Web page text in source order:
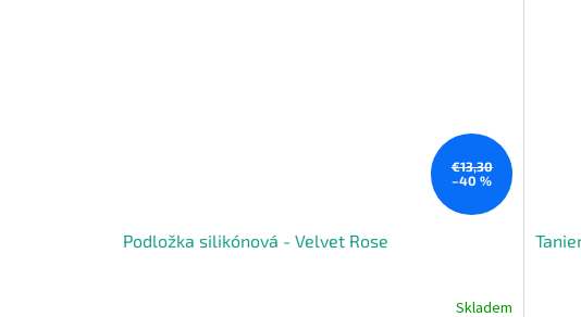
€13,30
–40 %
Podložka silikónová - Velvet Rose
Skladem